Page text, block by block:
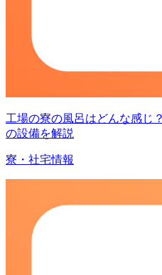
工場の寮の風呂はどんな感じ
の設備を解説
寮・社宅情報